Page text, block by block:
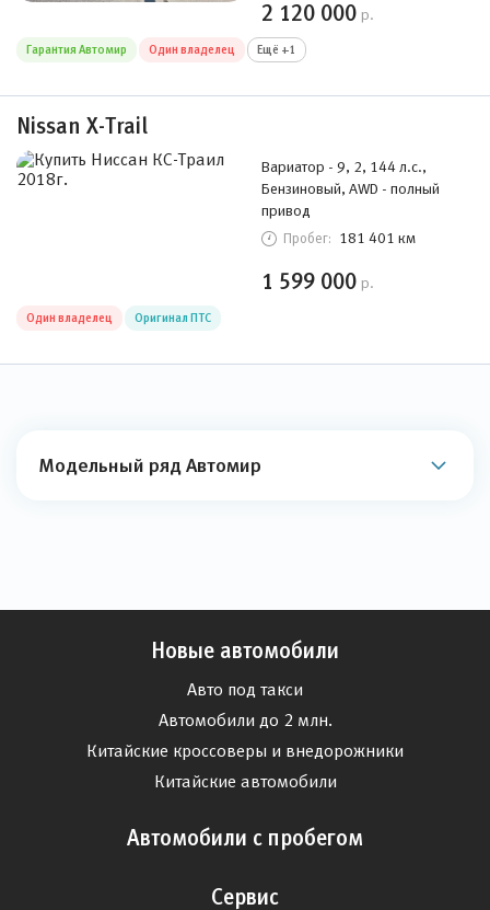
2 120 000 р.
Гарантия Автомир Один владелец Ещё +1
Nissan X-Trail
Вариатор - 9, 2, 144 л.с.,
Бензиновый, AWD - полный
привод
Пробег: 181 401 км
1 599 000 р.
Один владелец Оригинал ПТС
Модельный ряд Автомир
Новые автомобили
Авто под такси
Автомобили до 2 млн.
Китайские кроссоверы и внедорожники
Китайские автомобили
Автомобили с пробегом
Сервис